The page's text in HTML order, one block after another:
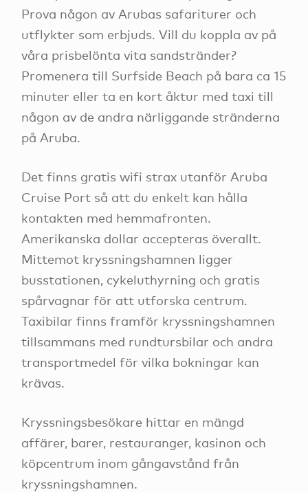
Prova någon av Arubas safariturer och
utflykter som erbjuds. Vill du koppla av på
våra prisbelönta vita sandstränder?
Promenera till Surfside Beach på bara ca 15
minuter eller ta en kort åktur med taxi till
någon av de andra närliggande stränderna
på Aruba.
Det finns gratis wifi strax utanför Aruba
Cruise Port så att du enkelt kan hålla
kontakten med hemmafronten.
Amerikanska dollar accepteras överallt.
Mittemot kryssningshamnen ligger
busstationen, cykeluthyrning och gratis
spårvagnar för att utforska centrum.
Taxibilar finns framför kryssningshamnen
tillsammans med rundtursbilar och andra
transportmedel för vilka bokningar kan
krävas.
Kryssningsbesökare hittar en mängd
affärer, barer, restauranger, kasinon och
köpcentrum inom gångavstånd från
kryssningshamnen.